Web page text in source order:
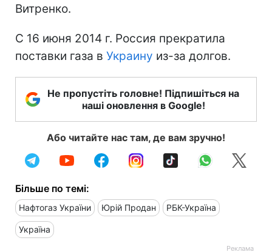
Витренко.
С 16 июня 2014 г. Россия прекратила
поставки газа в Украину из-за долгов.
Не пропустіть головне! Підпишіться на
наші оновлення в Google!
Або читайте нас там, де вам зручно!
Більше по темі:
Нафтогаз України Юрій Продан РБК-Україна
Україна